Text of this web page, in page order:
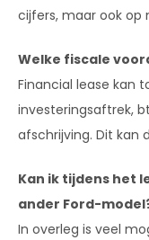
cijfers, maar ook op
Welke fiscale
Financial lease kan
investeringsaftrek,
afschrijving. Dit kan
Kan ik tijdens het
ander Ford-
In overleg is veel